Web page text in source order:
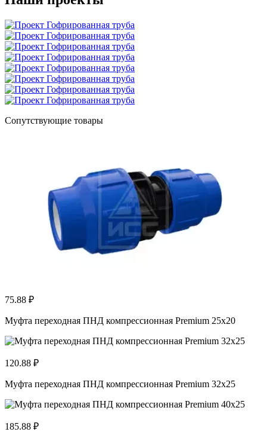
Сопутствующие товары
75.88 ₽
Муфта переходная ПНД компрессионная Premium 25x20
120.88 ₽
Муфта переходная ПНД компрессионная Premium 32x25
185.88 ₽